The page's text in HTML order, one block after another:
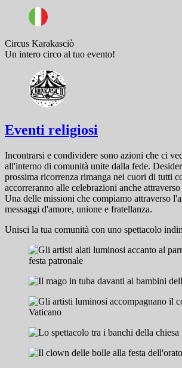
Circus Karakasciò
Un intero circo al tuo evento!
Eventi religiosi
Incontrarsi e condividere sono azioni che ci
all'interno di comunità unite dalla fede.
prossima ricorrenza rimanga nei cuori di tutti
accorreranno alle celebrazioni anche
Una delle missioni che compiamo attraverso
messaggi d'amore, unione e fratellanza.
Unisci la tua comunità con uno spettacolo